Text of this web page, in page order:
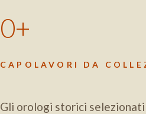
0
CAPOLAVORI DA
Gli orologi storici